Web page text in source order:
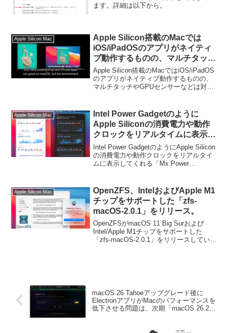
ます。詳細は以下から。
Apple Silicon Mac
Apple Silicon搭載のMacでは
iOS/iPadOSのアプリがネイティ
ブ動作するものの、マルチタッチ
ジェスチャーやセンサー、UI、フ
ァイルシステムなどは対応が必
要。
Apple Silicon搭載のMacではiOS/iPadOS
のアプリがネイティブ動作するものの、
マルチタッチやGPUセンサーなどは対応
Apple Silicon Mac
Intel Power Gadgetのように
Apple Siliconの消費電力や動作
クロックをリアルタイムに表示し
てくれるシステムモニターアプリ
「Mx Power Gadget」がmacOS
11 Big Surにも対応。
Intel Power GadgetのようにApple Silicon
の消費電力や動作クロックをリアルタイ
ムに表示してくれる「Mx Power
Apple Silicon Mac
OpenZFS、IntelおよびApple M1
チップをサポートした「zfs-
macOS-2.0.1」をリリース。
OpenZFSがmacOS 11 Big Surおよび
Intel/Apple M1チップをサポートした
「zfs-macOS-2.0.1」をリリースしていま
macOS 26 Tahoeアップグレード後に
ElectronアプリがMacのパフォーマンスを
低下させる問題は、次期「macOS 26.2